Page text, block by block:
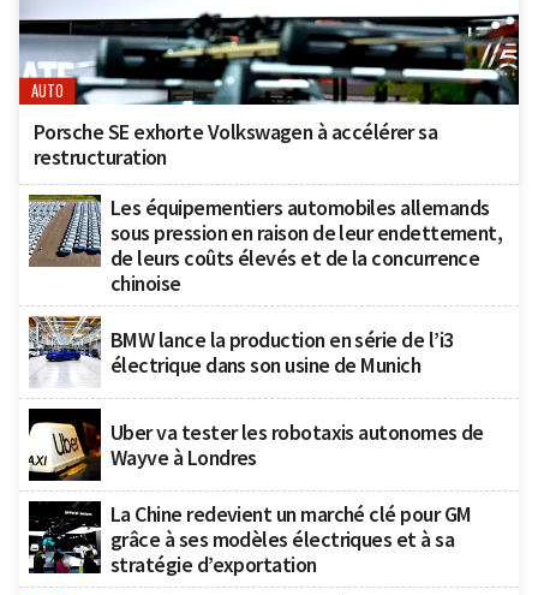
AUTO
Porsche SE exhorte Volkswagen à accélérer sa
restructuration
Les équipementiers automobiles allemands
sous pression en raison de leur endettement,
de leurs coûts élevés et de la concurrence
chinoise
BMW lance la production en série de l’i3
électrique dans son usine de Munich
Uber va tester les robotaxis autonomes de
Wayve à Londres
La Chine redevient un marché clé pour GM
grâce à ses modèles électriques et à sa
stratégie d’exportation